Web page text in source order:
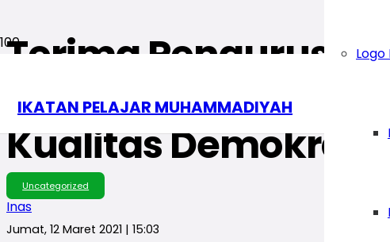
IKATAN PELAJAR MUHAMMADIYAH
Logo
Terima Pengurus
Muhammadiyah,
Kualitas Demokrasi
Uncategorized
Inas
Jumat, 12 Maret 2021 | 15:03